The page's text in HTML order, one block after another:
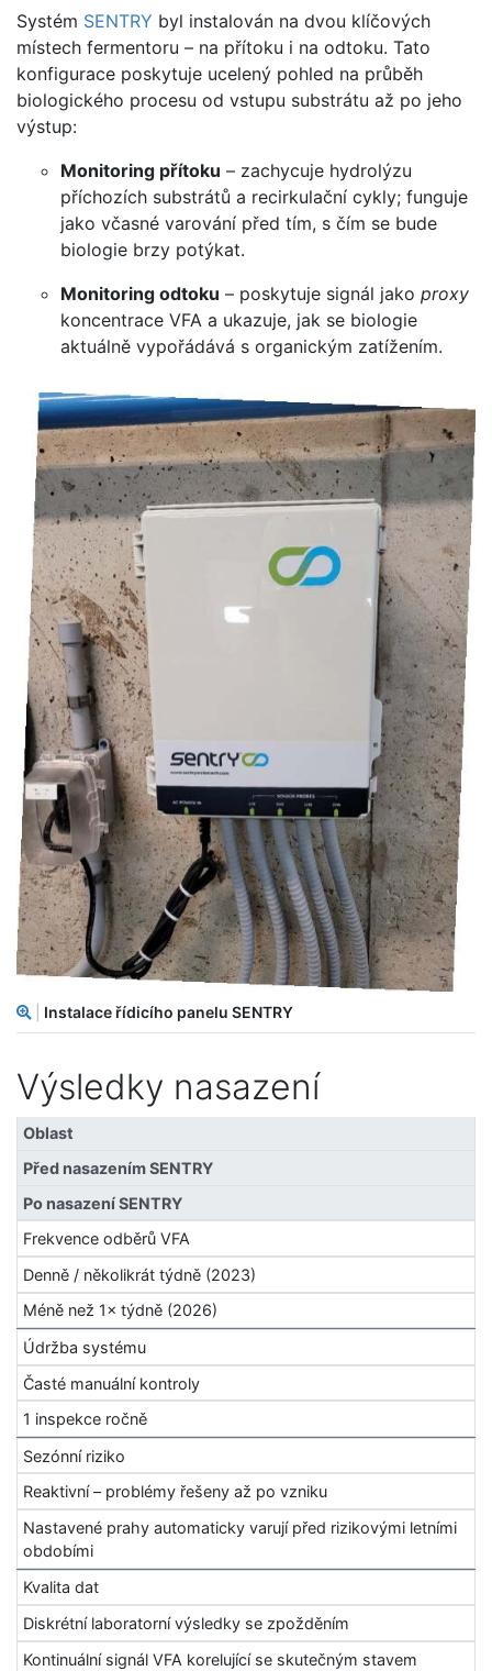
Systém SENTRY byl instalován na dvou klíčových
místech fermentoru – na přítoku i na odtoku. Tato
konfigurace poskytuje ucelený pohled na průběh
biologického procesu od vstupu substrátu až po jeho
výstup:
Monitoring přítoku – zachycuje hydrolýzu
příchozích substrátů a recirkulační cykly; funguje
jako včasné varování před tím, s čím se bude
biologie brzy potýkat.
Monitoring odtoku – poskytuje signál jako proxy
koncentrace VFA a ukazuje, jak se biologie
aktuálně vypořádává s organickým zatížením.
Instalace řídicího panelu SENTRY
Výsledky nasazení
Oblast
Před nasazením SENTRY
Po nasazení SENTRY
Frekvence odběrů VFA
Denně / několikrát týdně (2023)
Méně než 1× týdně (2026)
Údržba systému
Časté manuální kontroly
1 inspekce ročně
Sezónní riziko
Reaktivní – problémy řešeny až po vzniku
Nastavené prahy automaticky varují před rizikovými letními
obdobími
Kvalita dat
Diskrétní laboratorní výsledky se zpožděním
Kontinuální signál VFA korelující se skutečným stavem